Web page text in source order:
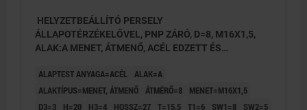
HELYZETBEÁLLÍTÓ PERSELY
ÁLLAPOTÉRZÉKELŐVEL, PNP ZÁRÓ, D=8, M16X1,5,
ALAK:A MENET, ÁTMENŐ, ACÉL EDZETT ÉS
ALAPTEST ANYAGA=ACÉL
ALAK=A
ALAKTÍPUS=MENET, ÁTMENŐ
ÁTMÉRŐ=8
MENET=M16X1,5
D3=3
H=20 H3=4 HOSSZ=27 T=15,5 T1=6 SW1=8 SW2=5